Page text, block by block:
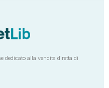
dedicato alla vendita diretta di